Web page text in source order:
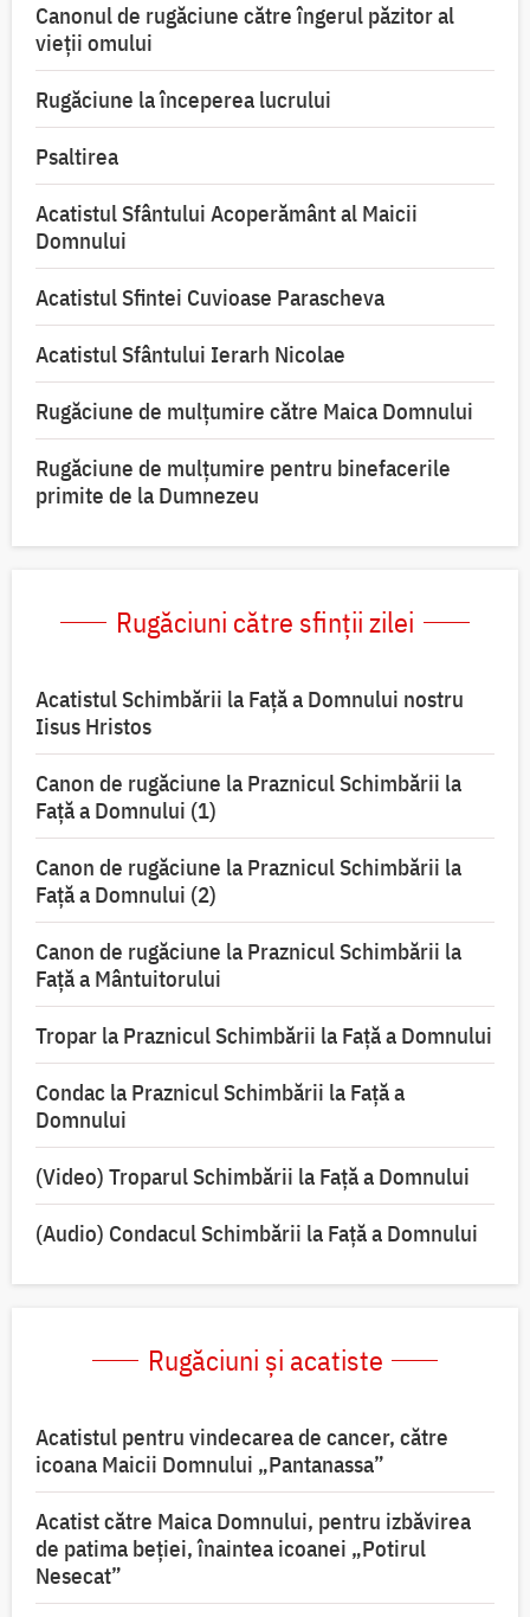
Canonul de rugăciune către îngerul păzitor al
vieții omului
Rugăciune la începerea lucrului
Psaltirea
Acatistul Sfântului Acoperământ al Maicii
Domnului
Acatistul Sfintei Cuvioase Parascheva
Acatistul Sfântului Ierarh Nicolae
Rugăciune de mulţumire către Maica Domnului
Rugăciune de mulțumire pentru binefacerile
primite de la Dumnezeu
Rugăciuni către sfinții zilei
Acatistul Schimbării la Faţă a Domnului nostru
Iisus Hristos
Canon de rugăciune la Praznicul Schimbării la
Faţă a Domnului (1)
Canon de rugăciune la Praznicul Schimbării la
Faţă a Domnului (2)
Canon de rugăciune la Praznicul Schimbării la
Față a Mântuitorului
Tropar la Praznicul Schimbării la Faţă a Domnului
Condac la Praznicul Schimbării la Faţă a
Domnului
(Video) Troparul Schimbării la Față a Domnului
(Audio) Condacul Schimbării la Față a Domnului
Rugăciuni și acatiste
Acatistul pentru vindecarea de cancer, către
icoana Maicii Domnului „Pantanassa”
Acatist către Maica Domnului, pentru izbăvirea
de patima beției, înaintea icoanei „Potirul
Nesecat”